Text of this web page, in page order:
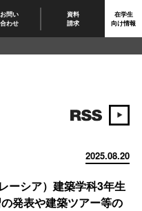
お問い
合わせ
資料
請求
在学生
向け情報
2025.08.20
ーシア）建築学科3年生
発表や建築ツアー等の